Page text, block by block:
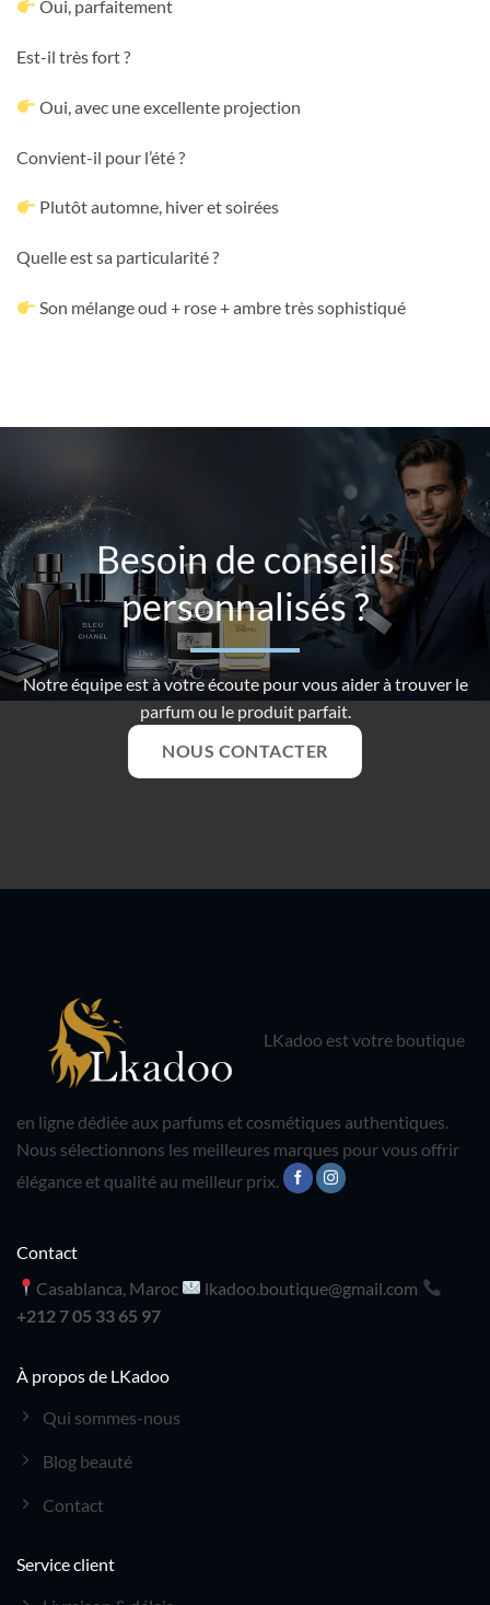
Oui, parfaitement
Est-il très fort ?
Oui, avec une excellente projection
Convient-il pour l’été ?
Plutôt automne, hiver et soirées
Quelle est sa particularité ?
Son mélange oud + rose + ambre très sophistiqué
Besoin de conseils
personnalisés ?
Notre équipe est à votre écoute pour vous aider à trouver le
parfum ou le produit parfait.
NOUS CONTACTER
LKadoo est votre boutique
en ligne dédiée aux parfums et cosmétiques authentiques.
Nous sélectionnons les meilleures marques pour vous offrir
élégance et qualité au meilleur prix.
À propos de LKadoo
Qui sommes-nous
Blog beauté
Contact
Service client
Contact
Casablanca, Maroc
lkadoo.boutique@gmail.com
+212 7 05 33 65 97